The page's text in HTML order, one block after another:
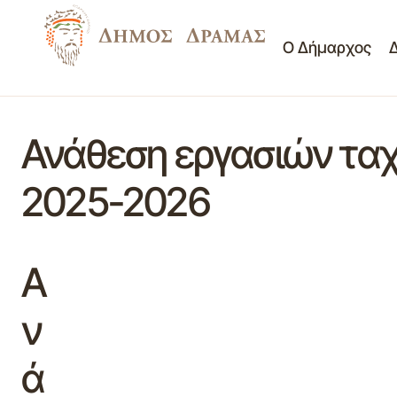
Ο Δήμαρχος
Ανάθεση εργασιών
2025-2026
Α
ν
ά